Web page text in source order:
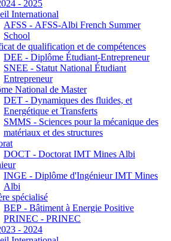
- 2025
International
AFSS - AFSS-Albi French Summer
School
de qualification et de compétences
DEE - Diplôme Étudiant-Entrepreneur
SNEE - Statut National Étudiant
Entrepreneur
National de Master
DET - Dynamiques des fluides, et
Energétique et Transferts
SMMS - Sciences pour la mécanique des
matériaux et des structures
DOCT - Doctorat IMT Mines Albi
INGE - Diplôme d'Ingénieur IMT Mines
Albi
spécialisé
BEP - Bâtiment à Energie Positive
PRINEC - PRINEC
- 2024